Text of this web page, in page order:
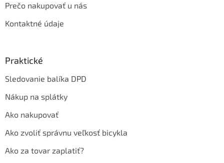
Prečo nakupovať u nás
Kontaktné údaje
Praktické
Sledovanie balíka DPD
Nákup na splátky
Ako nakupovať
Ako zvoliť správnu veľkosť bicykla
Ako za tovar zaplatiť?